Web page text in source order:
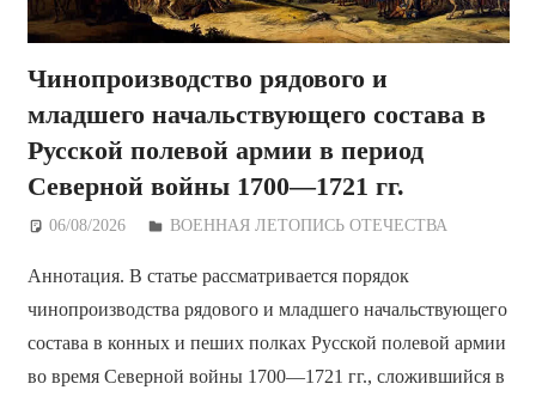
Чинопроизводство рядового и
младшего начальствующего состава в
Русской полевой армии в период
Северной войны 1700—1721 гг.
06/08/2026 Дежурный по Редакции
ВОЕННАЯ ЛЕТОПИСЬ ОТЕЧЕСТВА
Аннотация. В статье рассматривается порядок
чинопроизводства рядового и младшего начальствующего
состава в конных и пеших полках Русской полевой армии
во время Северной войны 1700—1721 гг., сложившийся в